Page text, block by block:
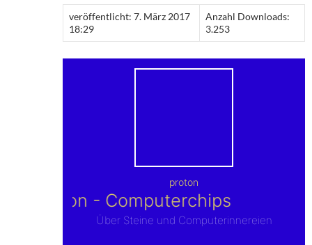
veröffentlicht: 7. März 2017
18:29
Anzahl Downloads:
3.253